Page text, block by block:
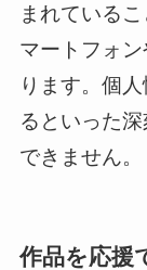
まれている
マートフォ
ります。個
るといった
できません。
作品を応援